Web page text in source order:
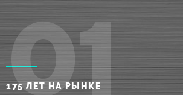
01
175 ЛЕТ НА РЫНКЕ